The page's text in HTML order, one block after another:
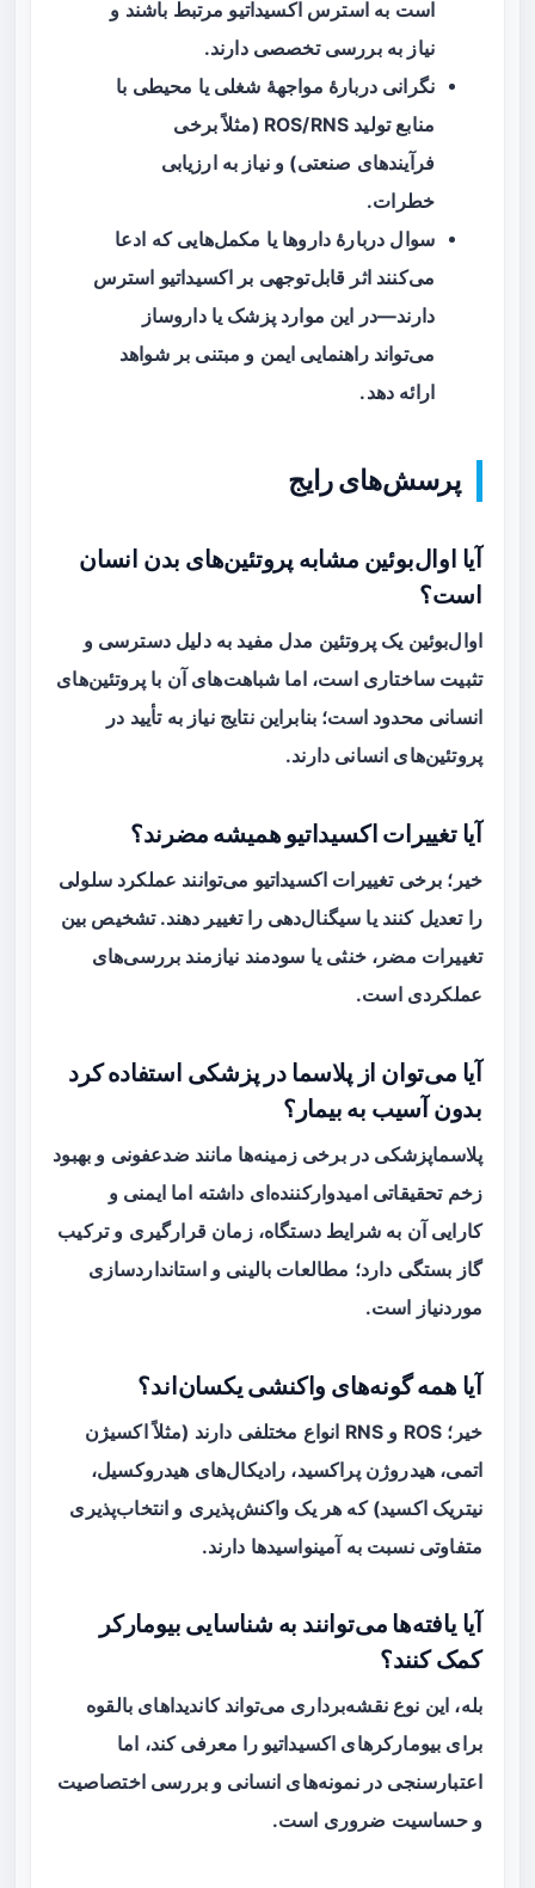
است به استرس اکسیداتیو مرتبط باشند و
نیاز به بررسی تخصصی دارند.
نگرانی دربارهٔ مواجههٔ شغلی یا محیطی با
منابع تولید ROS/RNS (مثلاً برخی
فرآیندهای صنعتی) و نیاز به ارزیابی
خطرات.
سوال دربارهٔ داروها یا مکمل‌هایی که ادعا
می‌کنند اثر قابل‌توجهی بر اکسیداتیو استرس
دارند—در این موارد پزشک یا داروساز
می‌تواند راهنمایی ایمن و مبتنی بر شواهد
ارائه دهد.
پرسش‌های رایج
آیا اوال‌بوئین مشابه پروتئین‌های بدن انسان
است؟
اوال‌بوئین یک پروتئین مدل مفید به دلیل دسترسی و
تثبیت ساختاری است، اما شباهت‌های آن با پروتئین‌های
انسانی محدود است؛ بنابراین نتایج نیاز به تأیید در
پروتئین‌های انسانی دارند.
آیا تغییرات اکسیداتیو همیشه مضرند؟
خیر؛ برخی تغییرات اکسیداتیو می‌توانند عملکرد سلولی
را تعدیل کنند یا سیگنال‌دهی را تغییر دهند. تشخیص بین
تغییرات مضر، خنثی یا سودمند نیازمند بررسی‌های
عملکردی است.
آیا می‌توان از پلاسما در پزشکی استفاده کرد
بدون آسیب به بیمار؟
پلاسماپزشکی در برخی زمینه‌ها مانند ضدعفونی و بهبود
زخم تحقیقاتی امیدوارکننده‌ای داشته اما ایمنی و
کارایی آن به شرایط دستگاه، زمان قرارگیری و ترکیب
گاز بستگی دارد؛ مطالعات بالینی و استانداردسازی
موردنیاز است.
آیا همه گونه‌های واکنشی یکسان‌اند؟
خیر؛ ROS و RNS انواع مختلفی دارند (مثلاً اکسیژن
اتمی، هیدروژن پراکسید، رادیکال‌های هیدروکسیل،
نیتریک اکسید) که هر یک واکنش‌پذیری و انتخاب‌پذیری
متفاوتی نسبت به آمینواسیدها دارند.
آیا یافته‌ها می‌توانند به شناسایی بیومارکر
کمک کنند؟
بله، این نوع نقشه‌برداری می‌تواند کاندیداهای بالقوه
برای بیومارکرهای اکسیداتیو را معرفی کند، اما
اعتبارسنجی در نمونه‌های انسانی و بررسی اختصاصیت
و حساسیت ضروری است.